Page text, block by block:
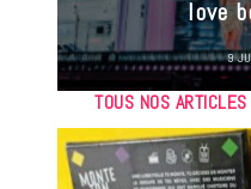
love
9
TOUS NOS